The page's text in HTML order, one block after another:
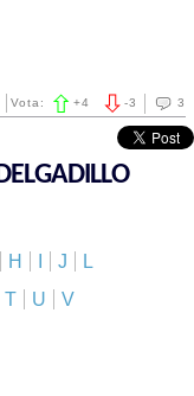
3
-3
Vota: +4
H J
L
T U V